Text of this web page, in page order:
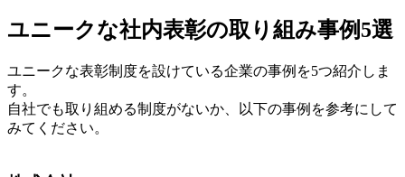
ユニークな社内表彰の取り組み事例5選
ユニークな表彰制度を設けている企業の事例を5つ紹介しま
す。
自社でも取り組める制度がないか、以下の事例を参考にして
みてください。